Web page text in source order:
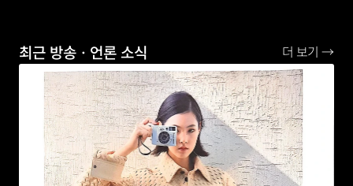
최근 방송ㆍ언론 소식 더 보기 →